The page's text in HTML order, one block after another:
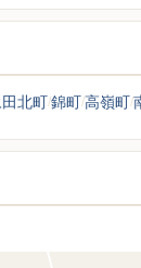
田北町錦町高嶺町